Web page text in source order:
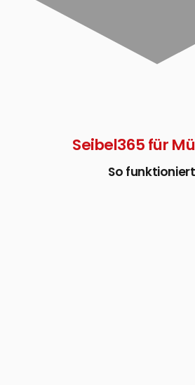
Seibel365 für
So